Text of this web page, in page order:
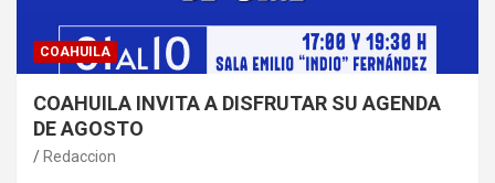
COAHUILA
COAHUILA INVITA A DISFRUTAR SU AGENDA
DE AGOSTO
Redaccion